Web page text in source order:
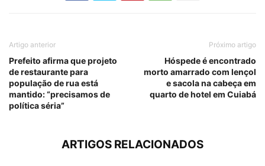
Artigo anterior
Prefeito afirma que projeto
de restaurante para
população de rua está
mantido: “precisamos de
política séria”
Próximo artigo
Hóspede é encontrado
morto amarrado com lençol
e sacola na cabeça em
quarto de hotel em Cuiabá
ARTIGOS RELACIONADOS